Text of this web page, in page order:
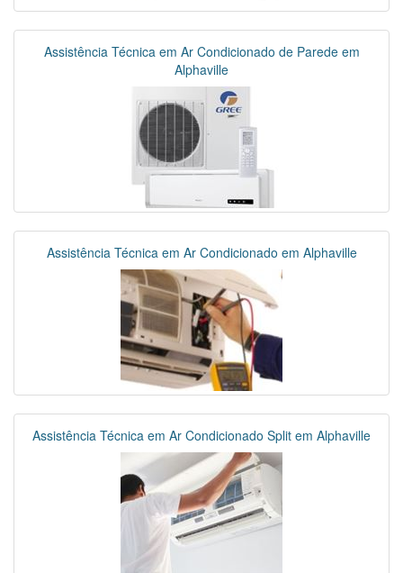
Assistência Técnica em Ar Condicionado de Parede em
Alphaville
Assistência Técnica em Ar Condicionado em Alphaville
Assistência Técnica em Ar Condicionado Split em Alphaville